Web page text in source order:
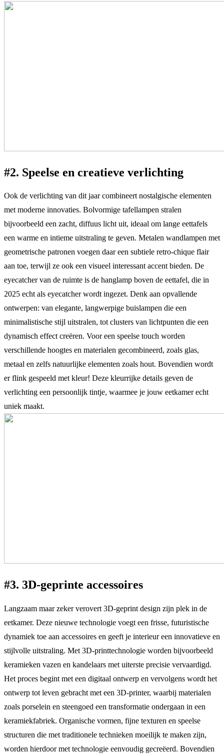
#2. Speelse en creatieve verlichting
Ook de verlichting van dit jaar combineert nostalgische elementen
met moderne innovaties. Bolvormige tafellampen stralen
bijvoorbeeld een zacht, diffuus licht uit, ideaal om lange eettafels
een warme en intieme uitstraling te geven. Metalen wandlampen met
geometrische patronen voegen daar een subtiele retro-chique flair
aan toe, terwijl ze ook een visueel interessant accent bieden. De
eyecatcher van de ruimte is de hanglamp boven de eettafel, die in
2025 echt als eyecatcher wordt ingezet. Denk aan opvallende
ontwerpen: van elegante, langwerpige buislampen die een
minimalistische stijl uitstralen, tot clusters van lichtpunten die een
dynamisch effect creëren. Voor een speelse touch worden
verschillende hoogtes en materialen gecombineerd, zoals glas,
metaal en zelfs natuurlijke elementen zoals hout. Bovendien wordt
er flink gespeeld met kleur! Deze kleurrijke details geven de
verlichting een persoonlijk tintje, waarmee je jouw eetkamer echt
uniek maakt.
#3. 3D-geprinte accessoires
Langzaam maar zeker verovert 3D-geprint design zijn plek in de
eetkamer. Deze nieuwe technologie voegt een frisse, futuristische
dynamiek toe aan accessoires en geeft je interieur een innovatieve en
stijlvolle uitstraling. Met 3D-printtechnologie worden bijvoorbeeld
keramieken vazen en kandelaars met uiterste precisie vervaardigd.
Het proces begint met een digitaal ontwerp en vervolgens wordt het
ontwerp tot leven gebracht met een 3D-printer, waarbij materialen
zoals porselein en steengoed een transformatie ondergaan in een
keramiekfabriek. Organische vormen, fijne texturen en speelse
structuren die met traditionele technieken moeilijk te maken zijn,
worden hierdoor met technologie eenvoudig gecreëerd. Bovendien